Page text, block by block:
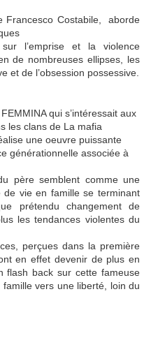
Francesco Costabile, aborde
l’emprise et la violence
de nombreuses ellipses, les
et de l’obsession possessive.
qui s’intéressait aux
les clans de La mafia
une oeuvre puissante
générationnelle associée à
père semblent comme une
de vie en famille se terminant
prétendu changement de
les tendances violentes du
perçues dans la première
en effet devenir de plus en
flash back sur cette fameuse
vers une liberté, loin du